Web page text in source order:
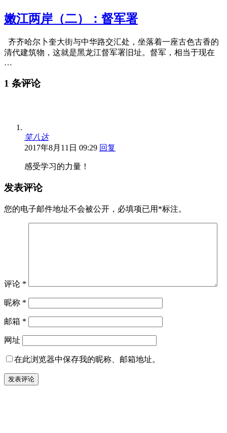
嫩江两岸（二）：督军署
齐齐哈尔卜奎大街与中华路交汇处，坐落着一座古色古香的
清代建筑物，这就是黑龙江督军署旧址。督军，相当于现在
…
1 条评论
笑八达
2017年8月11日 09:29 回复
感受学习的力量！
发表评论
您的电子邮件地址不会被公开， 必填项已用 *标注。
评论 *
昵称 *
邮箱 *
网址
在此浏览器中保存我的昵称、邮箱地址。